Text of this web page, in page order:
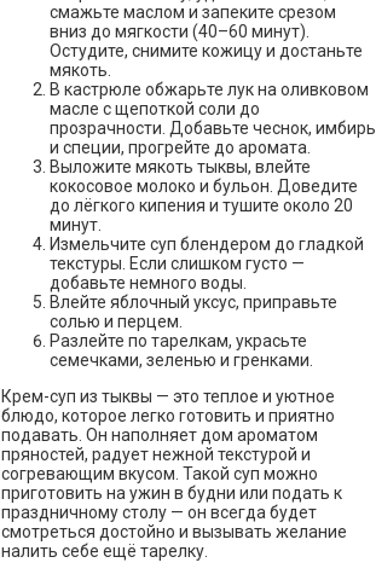
смажьте маслом и запеките срезом
вниз до мягкости (40–60 минут).
Остудите, снимите кожицу и достаньте
мякоть.
В кастрюле обжарьте лук на оливковом
масле с щепоткой соли до
прозрачности. Добавьте чеснок, имбирь
и специи, прогрейте до аромата.
Выложите мякоть тыквы, влейте
кокосовое молоко и бульон. Доведите
до лёгкого кипения и тушите около 20
минут.
Измельчите суп блендером до гладкой
текстуры. Если слишком густо —
добавьте немного воды.
Влейте яблочный уксус, приправьте
солью и перцем.
Разлейте по тарелкам, украсьте
семечками, зеленью и гренками.
Крем-суп из тыквы — это теплое и уютное
блюдо, которое легко готовить и приятно
подавать. Он наполняет дом ароматом
пряностей, радует нежной текстурой и
согревающим вкусом. Такой суп можно
приготовить на ужин в будни или подать к
праздничному столу — он всегда будет
смотреться достойно и вызывать желание
налить себе ещё тарелку.